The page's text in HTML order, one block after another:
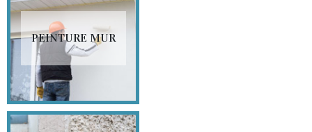
PEINTURE MUR